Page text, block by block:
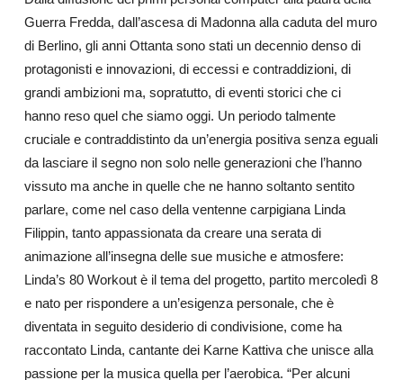
Guerra Fredda, dall’ascesa di Madonna alla caduta del muro
di Berlino, gli anni Ottanta sono stati un decennio denso di
protagonisti e innovazioni, di eccessi e contraddizioni, di
grandi ambizioni ma, sopratutto, di eventi storici che ci
hanno reso quel che siamo oggi. Un periodo talmente
cruciale e contraddistinto da un’energia positiva senza eguali
da lasciare il segno non solo nelle generazioni che l’hanno
vissuto ma anche in quelle che ne hanno soltanto sentito
parlare, come nel caso della ventenne carpigiana Linda
Filippin, tanto appassionata da creare una serata di
animazione all’insegna delle sue musiche e atmosfere:
Linda’s 80 Workout è il tema del progetto, partito mercoledì 8
e nato per rispondere a un’esigenza personale, che è
diventata in seguito desiderio di condivisione, come ha
raccontato Linda, cantante dei Karne Kattiva che unisce alla
passione per la musica quella per l’aerobica. “Per alcuni